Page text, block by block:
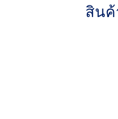
under excessive load. This
the duration of a run.
สิน